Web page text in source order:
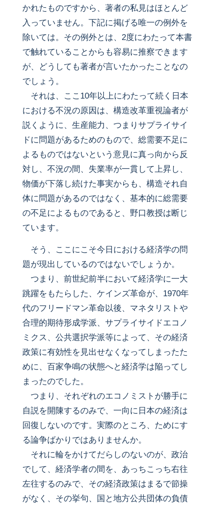
かれたものですから、著者の私見はほとんど
入っていません。下記に掲げる唯一の例外を
除いては。その例外とは、2度にわたって本書
で触れていることからも容易に推察できます
が、どうしても著者が言いたかったことなの
でしょう。
それは、ここ10年以上にわたって続く日本
における不況の原因は、構造改革重視論者が
説くように、生産能力、つまりサプライサイ
ドに問題があるためのもので、総需要不足に
よるものではないという意見に真っ向から反
対し、不況の間、失業率が一貫して上昇し、
物価が下落し続けた事実からも、構造それ自
体に問題があるのではなく、基本的に総需要
の不足によるものであると、野口教授は断じ
ています。
そう、ここにこそ今日における経済学の問
題が現出しているのではないでしょうか。
つまり、前世紀前半において経済学に一大
跳躍をもたらした、ケインズ革命が、1970年
代のフリードマン革命以後、マネタリストや
合理的期待形成学派、サプライサイドエコノ
ミクス、公共選択学派等によって、その経済
政策に有効性を見出せなくなってしまったた
めに、百家争鳴の状態へと経済学は陥ってし
まったのでした。
つまり、それぞれのエコノミストが勝手に
自説を開陳するのみで、一向に日本の経済は
回復しないのです。実際のところ、ためにす
る論争ばかりではありませんか。
それに輪をかけてだらしのないのが、政治
でして、経済学者の間を、あっちこっち右往
左往するのみで、その経済政策はまるで節操
がなく、その挙句、国と地方公共団体の負債